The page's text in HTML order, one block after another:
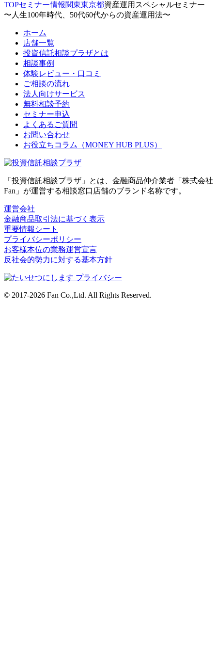
TOPセミナー情報関東東京都資産運用スペシャルセミナー
〜人生100年時代、50代60代からの資産運用法〜
ホーム
店舗一覧
投資信託相談プラザとは
相談事例
体験レビュー・口コミ
ご相談の流れ
法人向けサービス
無料相談予約
セミナー申込
よくあるご質問
お問い合わせ
お役立ちコラム（MONEY HUB PLUS）
「投資信託相談プラザ」とは、金融商品仲介業者「株式会社
Fan」が運営する相談窓口店舗のブランド名称です。
運営会社
金融商品取引法に基づく表示
重要情報シート
プライバシーポリシー
お客様本位の業務運営宣言
反社会的勢力に対する基本方針
© 2017-2026 Fan Co.,Ltd. All Rights Reserved.